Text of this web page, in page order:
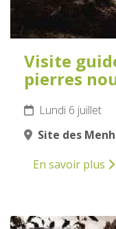
Visite
pierres
Lundi 6 juillet
Site des
En savoir plus